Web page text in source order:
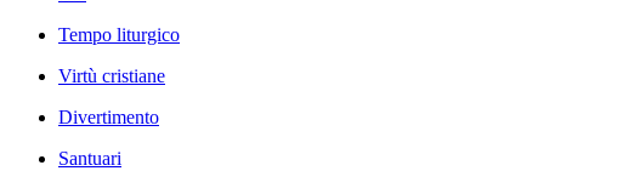
Tempo liturgico
Virtù cristiane
Divertimento
Santuari